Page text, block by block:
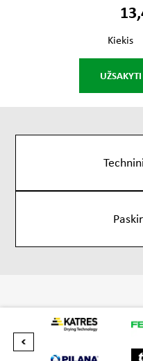
Kiekis
UŽSAKYTI